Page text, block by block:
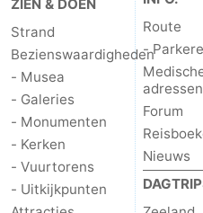
ZIEN & DOEN
Strand
Bezienswaardigheden
- Musea
- Galeries
- Monumenten
- Kerken
- Vuurtorens
- Uitkijkpunten
Route
-
adressen
Forum
Nieuws